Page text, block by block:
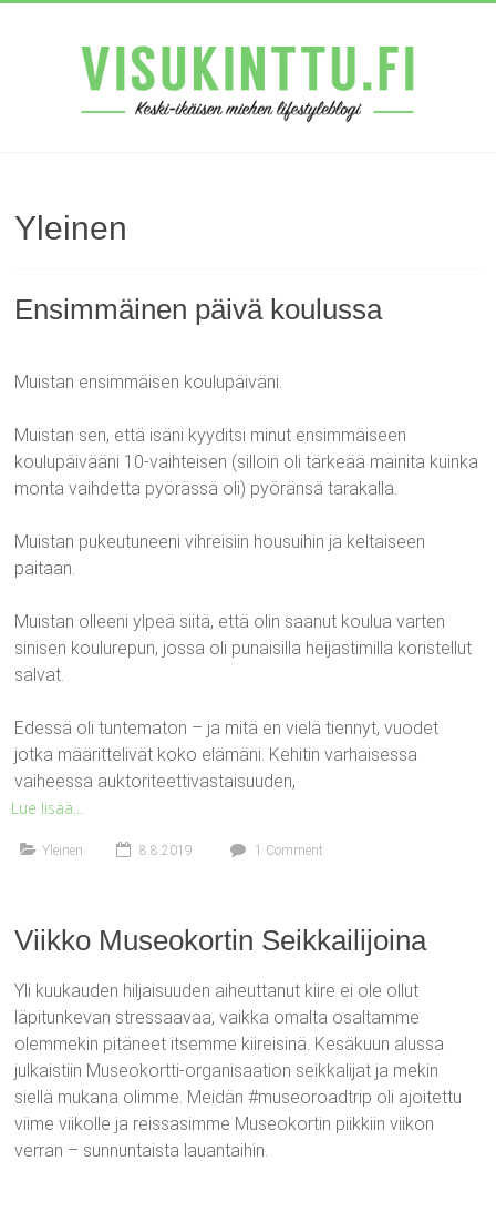
Yleinen
Ensimmäinen päivä koulussa
Muistan ensimmäisen koulupäiväni.
Muistan sen, että isäni kyyditsi minut ensimmäiseen
koulupäivääni 10-vaihteisen (silloin oli tärkeää mainita kuinka
monta vaihdetta pyörässä oli) pyöränsä tarakalla.
Muistan pukeutuneeni vihreisiin housuihin ja keltaiseen
paitaan.
Muistan olleeni ylpeä siitä, että olin saanut koulua varten
sinisen koulurepun, jossa oli punaisilla heijastimilla koristellut
salvat.
Edessä oli tuntematon – ja mitä en vielä tiennyt, vuodet
jotka määrittelivät koko elämäni. Kehitin varhaisessa
vaiheessa auktoriteettivastaisuuden,
Lue lisää...
Yleinen 8.8.2019 1 Comment
Viikko Museokortin Seikkailijoina
Yli kuukauden hiljaisuuden aiheuttanut kiire ei ole ollut
läpitunkevan stressaavaa, vaikka omalta osaltamme
olemmekin pitäneet itsemme kiireisinä. Kesäkuun alussa
julkaistiin Museokortti-organisaation seikkalijat ja mekin
siellä mukana olimme. Meidän #museoroadtrip oli ajoitettu
viime viikolle ja reissasimme Museokortin piikkiin viikon
verran – sunnuntaista lauantaihin.